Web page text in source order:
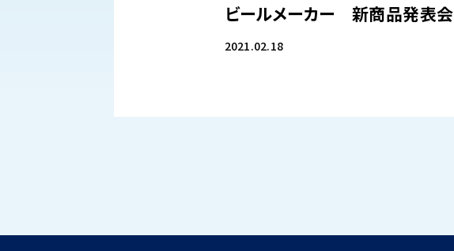
ビールメーカー 新商品発表会
2021.02.18